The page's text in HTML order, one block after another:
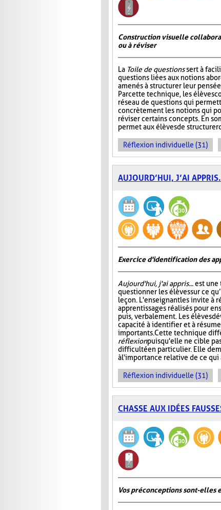
Construction visuelle
ou à réviser
La Toile de questionssert à
questions liées aux notions
amenés à structurer leur
Par cette technique, les élèves
réseau de questions qui
concrètement les notions qui
réviser certains concepts. En
permet aux élèves de structurer
Réflexion individuelle (31)
AUJOURD’HUI, J’AI
Exercice d'identification des
Aujourd'hui, j'ai appris...est une
questionner les élèves sur ce
leçon. L'enseignant les invite à
apprentissages réalisés pour
puis, verbalement. Les élèves
capacité à identifier et à
importants. Cette technique
réflexionpuisqu'elle ne cible
difficulté en particulier. Elle
à l'importance relative de ce qui
Réflexion individuelle (31)
CHASSE AUX IDÉES
Vos préconceptions sont-elles